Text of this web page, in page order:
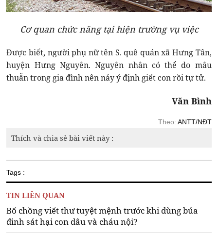
Cơ quan chức năng tại hiện trường vụ việc
Được biết, người phụ nữ tên S. quê quán xã Hưng Tân,
huyện Hưng Nguyên. Nguyên nhân có thể do mâu
thuẫn trong gia đình nên nảy ý định giết con rồi tự tử.
Văn Bình
Theo: ANTT/NĐT
Thích và chia sẻ bài viết này :
Tags :
TIN LIÊN QUAN
Bố chồng viết thư tuyệt mệnh trước khi dùng búa
đinh sát hại con dâu và cháu nội?